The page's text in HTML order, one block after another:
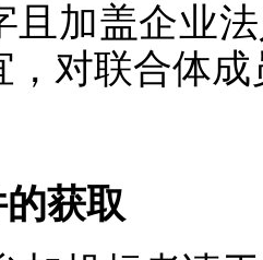
且加盖企业
，对联合体
获取